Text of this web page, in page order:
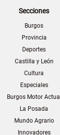
Secciones
Burgos
Provincia
Deportes
Castilla y León
Cultura
Especiales
Burgos Motor Actual
La Posada
Mundo Agrario
Innovadores